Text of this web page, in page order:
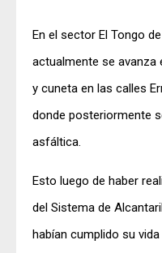
En el sector El Tongo
actualmente se avanza
y cuneta en las calles
donde posteriormente
asfáltica.
Esto luego de haber
del Sistema de
habían cumplido su